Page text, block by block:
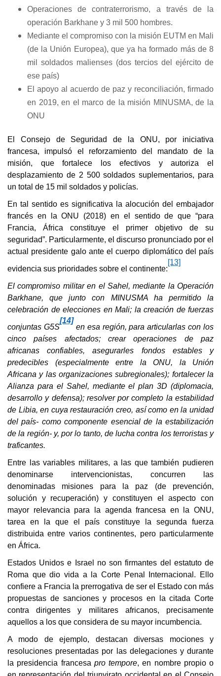
Operaciones de contraterrorismo, a través de la
operación Barkhane y 3 mil 500 hombres.
Mediante el compromiso con la misión EUTM en Mali
(de la Unión Europea), que ya ha formado más de 8
mil soldados malienses (dos tercios del ejército de
ese país)
El apoyo al acuerdo de paz y reconciliación, firmado
en 2019, en el marco de la misión MINUSMA, de la
ONU
El Consejo de Seguridad de la ONU, por iniciativa
francesa, impulsó el reforzamiento del mandato de la
misión, que fortalece los efectivos y autoriza el
desplazamiento de 2 500 soldados suplementarios, para
un total de 15 mil soldados y policías.
En tal sentido es significativa la alocución del embajador
francés en la ONU (2018) en el sentido de que “para
Francia, África constituye el primer objetivo de su
seguridad”. Particularmente, el discurso pronunciado por el
actual presidente galo ante el cuerpo diplomático del país
evidencia sus prioridades sobre el continente:
[13]
El compromiso militar en el Sahel, mediante la Operación
Barkhane, que junto con MINUSMA ha permitido la
celebración de elecciones en Mali; la creación de fuerzas
conjuntas G5S
[14]
en esa región, para articularlas con los
cinco países afectados; crear operaciones de paz
africanas confiables, asegurarles fondos estables y
predecibles (especialmente entre la ONU, la Unión
Africana y las organizaciones subregionales); fortalecer la
Alianza para el Sahel, mediante el plan 3D (diplomacia,
desarrollo y defensa); resolver por completo la estabilidad
de Libia, en cuya restauración creo, así como en la unidad
del país- como componente esencial de la estabilización
de la región- y, por lo tanto, de lucha contra los terroristas y
traficantes.
Entre las variables militares, a las que también pudieren
denominarse intervencionistas, concurren las
denominadas misiones para la paz (de prevención,
solución y recuperación) y constituyen el aspecto con
mayor relevancia para la agenda francesa en la ONU,
tarea en la que el país constituye la segunda fuerza
distribuida entre varios continentes, pero particularmente
en África.
Estados Unidos e Israel no son firmantes del estatuto de
Roma que dio vida a la Corte Penal Internacional. Ello
confiere a Francia la prerrogativa de ser el Estado con más
propuestas de sanciones y procesos en la citada Corte
contra dirigentes y militares africanos, precisamente
aquellos a los que considera de su mayor incumbencia.
A modo de ejemplo, destacan diversas mociones y
resoluciones presentadas por las delegaciones y durante
la presidencia francesa pro tempore, en nombre propio o